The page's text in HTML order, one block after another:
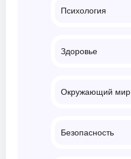
Психология
Здоровье
Окружающий мир
Безопасность